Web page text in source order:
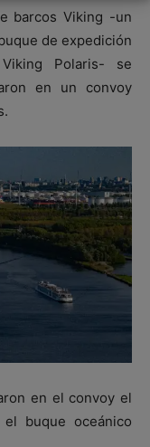
barcos Viking -un
de expedición
Polaris- se
en un convoy
en el convoy el
buque oceánico